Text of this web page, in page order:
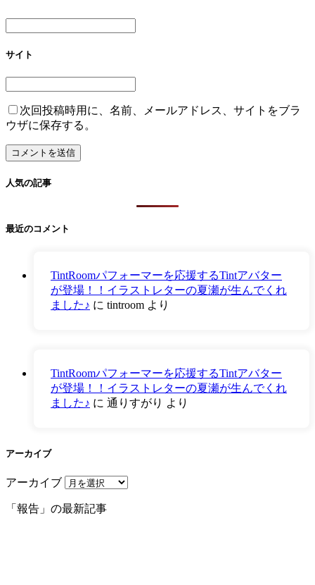
サイト
次回投稿時用に、名前、メールアドレス、サイトをブラ
ウザに保存する。
人気の記事
最近のコメント
TintRoomパフォーマーを応援するTintアバター
が登場！！イラストレターの夏瀬が生んでくれ
ました♪ に tintroom より
TintRoomパフォーマーを応援するTintアバター
が登場！！イラストレターの夏瀬が生んでくれ
ました♪ に 通りすがり より
アーカイブ
アーカイブ
「報告」の最新記事